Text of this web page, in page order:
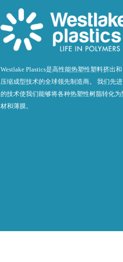
Westlake Plastics是高性能热塑性塑料挤出和
压缩成型技术的全球领先制造商。 我们先进
的技术使我们能够将各种热塑性树脂转化为
材和薄膜。